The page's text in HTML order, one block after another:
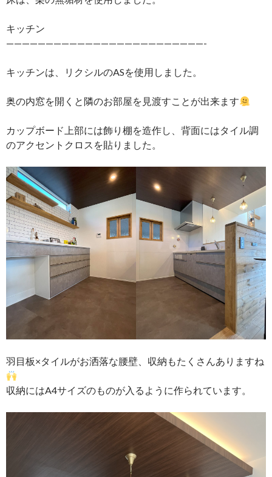
キッチン
—————————————————————————-
キッチンは、リクシルのASを使用しました。
奥の内窓を開くと隣のお部屋を見渡すことが出来ます
カップボード上部には飾り棚を造作し、背面にはタイル調
のアクセントクロスを貼りました。
羽目板×タイルがお洒落な腰壁、収納もたくさんありますね
収納にはA4サイズのものが入るように作られています。